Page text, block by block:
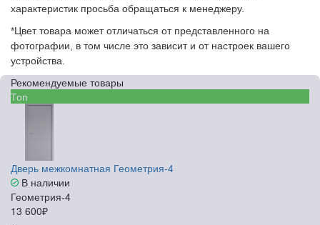
характеристик просьба обращаться к менеджеру.
*Цвет товара может отличаться от представленного на
фотографии, в том числе это зависит и от настроек вашего
устройства.
Рекомендуемые товары
Топ
Дверь межкомнатная Геометрия-4
В наличии
Геометрия-4
13 600₽